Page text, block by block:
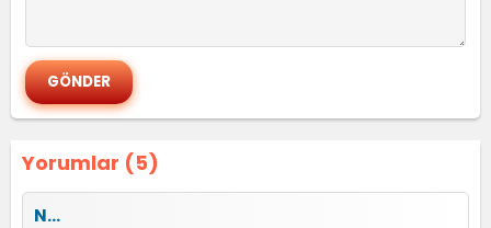
Yorumlar (5)
N...